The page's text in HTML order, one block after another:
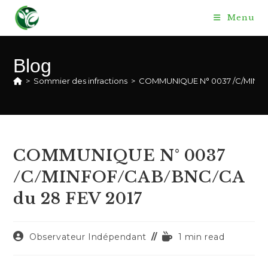
content
Menu
Blog
> Sommier des infractions > COMMUNIQUE N° 0037 /C/
COMMUNIQUE N° 0037
/C/MINFOF/CAB/BNC/CA
du 28 FEV 2017
Auteur/autrice
Observateur Indépendant
Temps1 min read